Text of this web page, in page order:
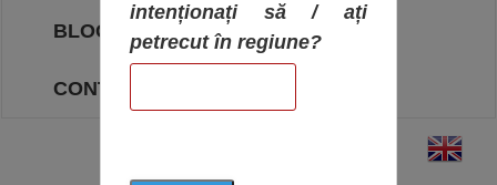
BLOG
CONTACT
intenționați să / ați
petrecut în regiune?